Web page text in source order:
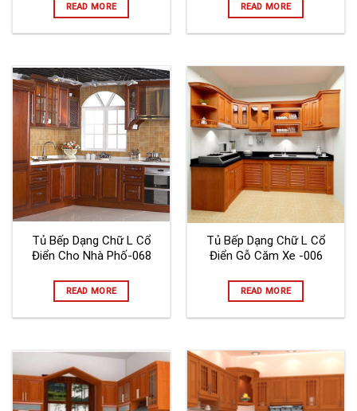
READ MORE READ MORE
Tủ Bếp Dạng Chữ L Cổ
Điển Cho Nhà Phố-068
READ MORE
Tủ Bếp Dạng Chữ L Cổ
Điển Gỗ Căm Xe -006
READ MORE